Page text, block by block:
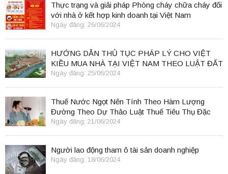
Thực trạng và giải pháp Phòng cháy chữa cháy đối
với nhà ở kết hợp kinh doanh tại Việt Nam
Ngày đăng: 26/06/2024
HƯỚNG DẪN THỦ TỤC PHÁP LÝ CHO VIỆT
KIỀU MUA NHÀ TẠI VIỆT NAM THEO LUẬT ĐẤT
ĐAI 2024
Ngày đăng: 25/06/2024
Thuế Nước Ngọt Nên Tính Theo Hàm Lượng
Đường Theo Dự Thảo Luật Thuế Tiêu Thụ Đặc
Biệt
Ngày đăng: 21/06/2024
Người lao động tham ô tài sản doanh nghiệp
Ngày đăng: 18/06/2024